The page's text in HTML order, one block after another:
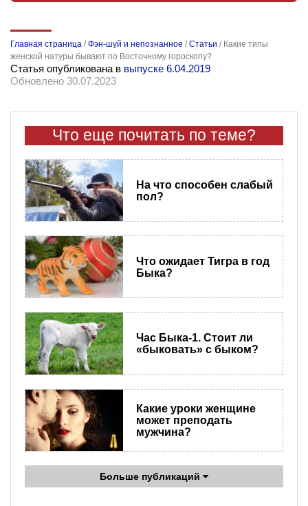
Главная страница /Фэн-шуй и непознанное /Статьи / Какие типы
женской натуры бывают по Восточному гороскопу?
Статья опубликована в выпуске 6.04.2019
Обновлено 30.07.2023
Что еще почитать по теме?
На что способен слабый
пол?
Что ожидает Тигра в год
Быка?
Час Быка-1. Стоит ли
«быковать» с быком?
Какие уроки женщине
может преподать
мужчина?
Больше публикаций